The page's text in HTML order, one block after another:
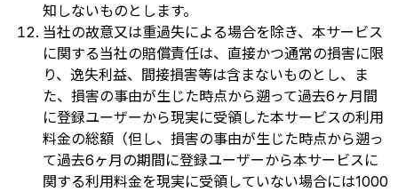
知しないものとします。
当社の故意又は重過失による場合を除き、本サービス
に関する当社の賠償責任は、直接かつ通常の損害に限
り、逸失利益、間接損害等は含まないものとし、ま
た、損害の事由が生じた時点から遡って過去6ヶ月間
に登録ユーザーから現実に受領した本サービスの利用
料金の総額（但し、損害の事由が生じた時点から遡っ
て過去6ヶ月の期間に登録ユーザーから本サービスに
関する利用料金を現実に受領していない場合には1000